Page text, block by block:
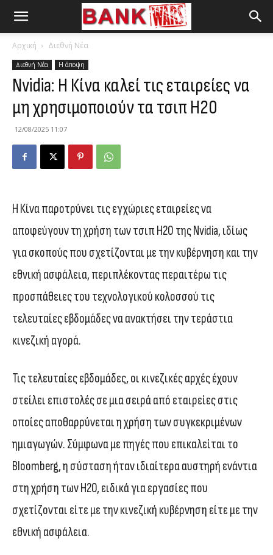
Αρχική Διεθνή Νέα
Διεθνή Νέα Η άποψη
Nvidia: Η Κίνα καλεί τις εταιρείες να
μη χρησιμοποιούν τα τσιπ H20
12/08/2025 11:07
Η Κίνα παροτρύνει τις εγχώριες εταιρείες να
αποφεύγουν τη χρήση των τσιπ H20 της Nvidia, ιδίως
για σκοπούς που σχετίζονται με την κυβέρνηση και την
εθνική ασφάλεια, περιπλέκοντας περαιτέρω τις
προσπάθειες του τεχνολογικού κολοσσού τις
τελευταίες εβδομάδες να ανακτήσει την τεράστια
κινεζική αγορά.
Τις τελευταίες εβδομάδες, οι κινεζικές αρχές έχουν
στείλει επιστολές σε μια σειρά από εταιρείες στις
οποίες αποθαρρύνεται η χρήση των συγκεκριμένων
ημιαγωγών. Σύμφωνα με πηγές που επικαλείται το
Bloomberg, η σύσταση ήταν ιδιαίτερα αυστηρή ενάντια
στη χρήση των Η20, ειδικά για εργασίες που
σχετίζονται είτε με την κινεζική κυβέρνηση είτε με την
εθνική ασφάλεια.